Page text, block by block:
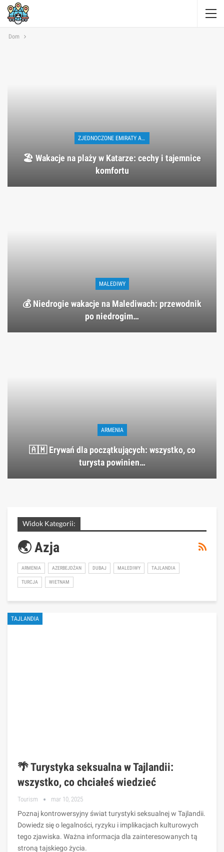
Dom
ZJEDNOCZONE EMIRATY ARABSKIE
🏖️ Wakacje na plaży w Katarze: cechy i tajemnice
komfortu
MALEDIWY
💰 Niedrogie wakacje na Malediwach: przewodnik
po niedrogim…
ARMENIA
🇦🇲 Erywań dla początkujących: wszystko, co
turysta powinien…
Widok Kategorii:
🌏 Azja
ARMENIA AZERBEJDŻAN DUBAJ MALEDIWY TAJLANDIA
TURCJA WIETNAM
TAJLANDIA
🌴 Turystyka seksualna w Tajlandii:
wszystko, co chciałeś wiedzieć
Tourism mar 10, 2025
Poznaj kontrowersyjny świat turystyki seksualnej w Tajlandii.
Dowiedz się o legalności, ryzyku i implikacjach kulturowych
tego zjawiska. Ważna informacja dla zainteresowanych tą
stroną tajskiego życia.